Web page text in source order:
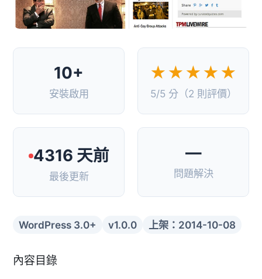
10+
安裝啟用
★★★★★
5/5 分（2 則評價）
4316 天前
最後更新
—
問題解決
WordPress 3.0+ v1.0.0 上架：2014-10-08
內容目錄